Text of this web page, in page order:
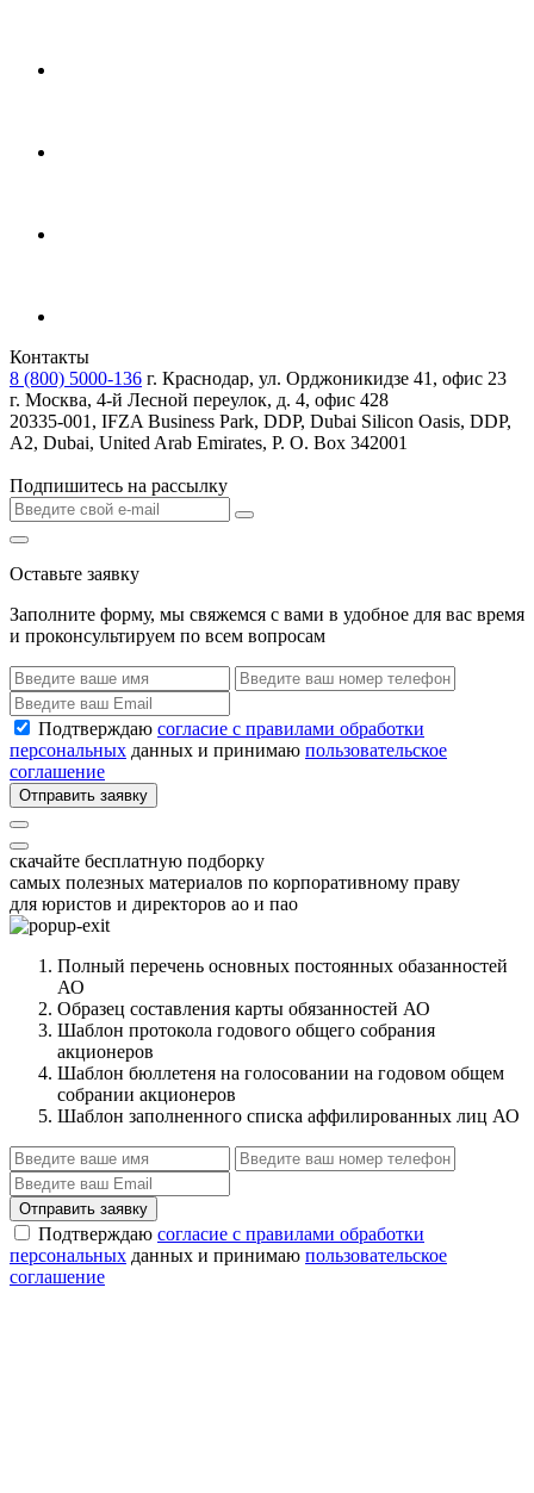
Контакты
8 (800) 5000-136 г. Краснодар, ул. Орджоникидзе 41, офис 23
г. Москва, 4-й Лесной переулок, д. 4, офис 428
20335-001, IFZA Business Park, DDP, Dubai Silicon Oasis, DDP,
A2, Dubai, United Arab Emirates, P. O. Box 342001
Подпишитесь на рассылку
Оставьте заявку
Заполните форму, мы свяжемся с вами в удобное для вас время
и проконсультируем по всем вопросам
Подтверждаю согласие с правилами обработки
персональных данных и принимаю пользовательское
соглашение
Отправить заявку
скачайте бесплатную подборку
самых полезных материалов по корпоративному праву
для юристов и директоров ао и пао
Полный перечень основных постоянных обазанностей
АО
Образец составления карты обязанностей АО
Шаблон протокола годового общего собрания
акционеров
Шаблон бюллетеня на голосовании на годовом общем
собрании акционеров
Шаблон заполненного списка аффилированных лиц АО
Отправить заявку
Подтверждаю согласие с правилами обработки
персональных данных и принимаю пользовательское
соглашение